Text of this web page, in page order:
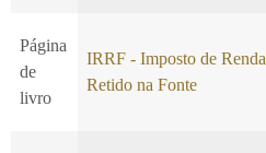
Página
de
livro
IRRF - Imposto de Renda
Retido na Fonte